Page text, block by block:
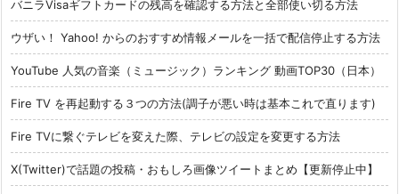
バニラVisaギフトカードの残高を確認する方法と全部使い切る方法
ウザい！ Yahoo! からのおすすめ情報メールを一括で配信停止する方法
YouTube 人気の音楽（ミュージック）ランキング 動画TOP30（日本）
Fire TV を再起動する３つの方法(調子が悪い時は基本これで直ります)
Fire TVに繋ぐテレビを変えた際、テレビの設定を変更する方法
X(Twitter)で話題の投稿・おもしろ画像ツイートまとめ【更新停止中】